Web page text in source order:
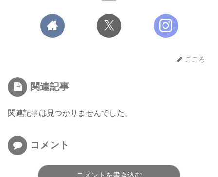
こころ
関連記事
関連記事は見つかりませんでした。
コメント
コメントを書き込む